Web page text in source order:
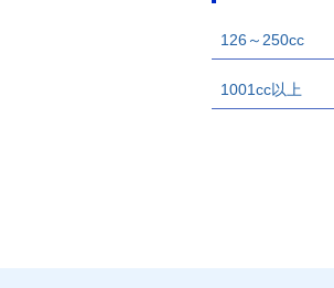
126～250cc
1001cc以上